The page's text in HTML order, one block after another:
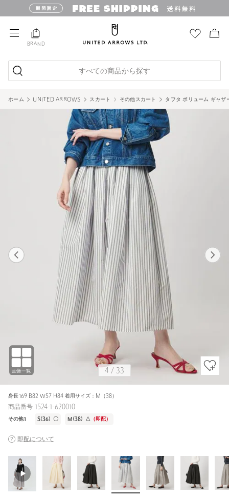
BRAND
すべての商品から探す
ホーム UNITED ARROWS スカート その他スカート タフタ ボリューム ギャザ
身長169 B82 W57 H84 着用サイズ：M（38）
4 / 33
商品番号 1524-1-620010
その他1 S(36) 〇 M(38) △ （即配）
即配について
OFF WHITE
1 32